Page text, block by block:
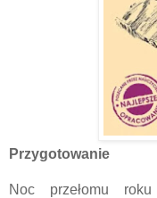
Przygotowanie
Noc przełomu